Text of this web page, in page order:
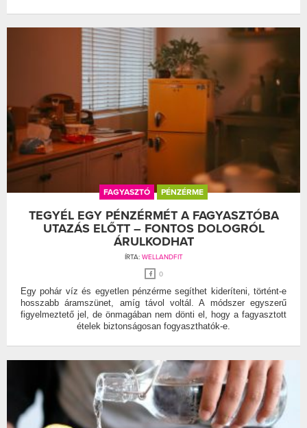
FAGYASZTÓ PÉNZÉRME
TEGYÉL EGY PÉNZÉRMÉT A FAGYASZTÓBA
UTAZÁS ELŐTT – FONTOS DOLOGRÓL
ÁRULKODHAT
ÍRTA: WELLANDFIT
0
Egy pohár víz és egyetlen pénzérme segíthet kideríteni, történt-e
hosszabb áramszünet, amíg távol voltál. A módszer egyszerű
figyelmeztető jel, de önmagában nem dönti el, hogy a fagyasztott
ételek biztonságosan fogyaszthatók-e.